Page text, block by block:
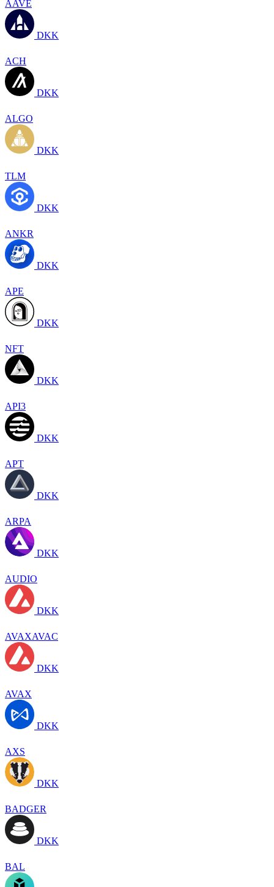
AAVE
DKK
ACH
DKK
ALGO
DKK
TLM
DKK
ANKR
DKK
APE
DKK
NFT
DKK
API3
DKK
APT
DKK
ARPA
DKK
AUDIO
DKK
AVAXAVAC
DKK
AVAX
DKK
AXS
DKK
BADGER
DKK
BAL